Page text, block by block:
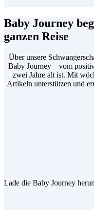
Baby Journey
ganzen Reise
Über unsere
Baby Journey – vom
zwei Jahre alt ist. Mit
Artikeln unterstützen und
Lade die Baby Journey